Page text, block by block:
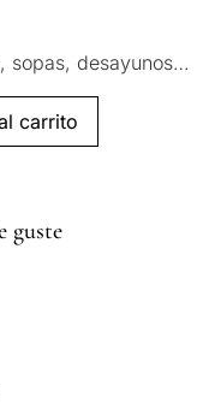
sopas, desayunos…
carrito
guste